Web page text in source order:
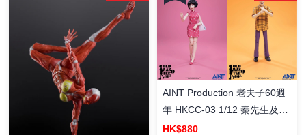
AINT Production 老夫子60週
年 HKCC-03 1/12 秦先生及陳
小姐套裝 塗裝成品
HK$880